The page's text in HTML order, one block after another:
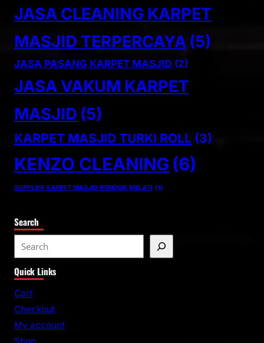
JASA CLEANING KARPET
MASJID TERPERCAYA (5)
JASA PASANG KARPET MASJID (2)
JASA VAKUM KARPET
MASJID (5)
KARPET MASJID TURKI ROLL (3)
KENZO CLEANING (6)
SUPPLIER KARPET MASJID PONDOK MELATI (1)
Search
e
a
r
c
Quick Links
Cart
Checkout
My account